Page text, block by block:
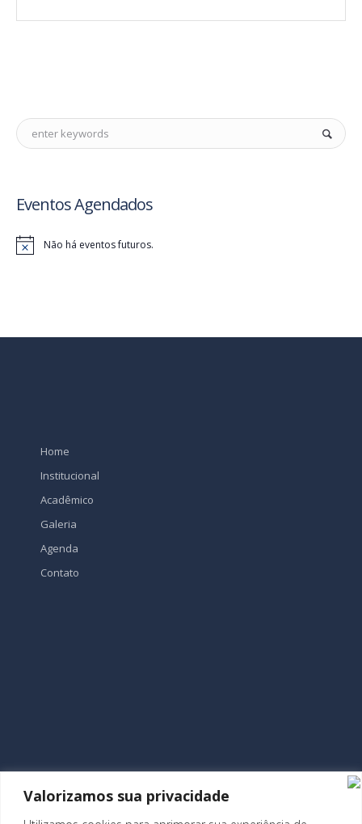
Valorizamos sua privacidade
Eventos Agendados
Não há eventos futuros.
Home
Institucional
Acadêmico
Galeria
Agenda
Contato